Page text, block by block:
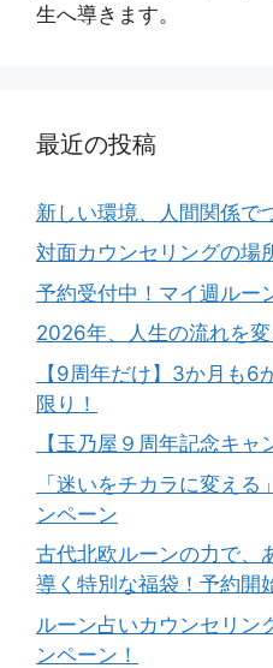
生へ導きます。
最近の投稿
新しい環境、人間関係で
対面カウンセリングの場
予約受付中！マイ週ルー
2026年、人生の流れを
【9周年だけ】3か月も6
限り！
【玉乃屋９周年記念キャ
「迷いをチカラに変え
ンペーン
古代北欧ルーンの力で、
導く特別な福袋！予約開
ルーン占いカウンセリン
ンペーン！